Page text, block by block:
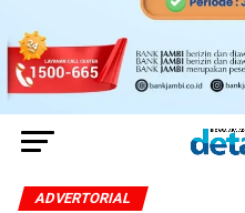
ADVERTORIAL